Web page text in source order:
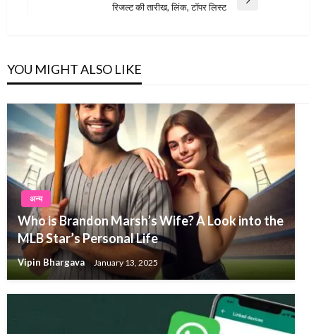
रिजल्ट की तारीख, लिंक, टॉपर लिस्ट
YOU MIGHT ALSO LIKE
अन्य
Who is Brandon Marsh’s Wife? A Look into the
MLB Star’s Personal Life
Vipin Bhargava January 13, 2025